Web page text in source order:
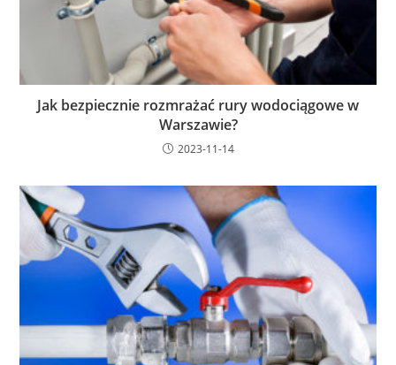
Jak bezpiecznie rozmrażać rury wodociągowe w
Warszawie?
2023-11-14